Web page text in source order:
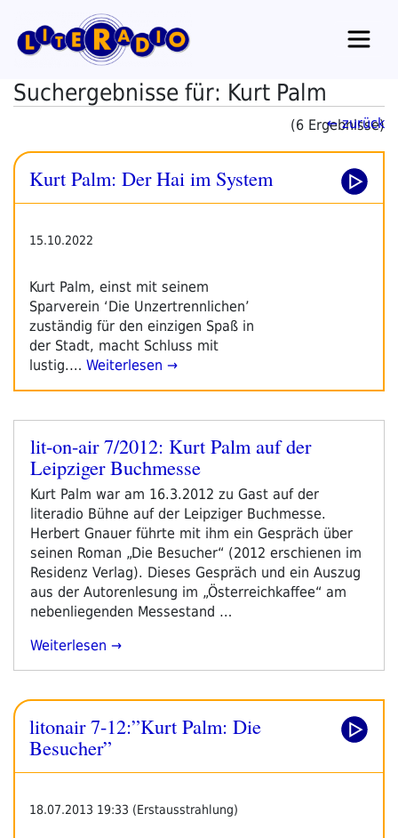
Inhalt
springen
Suchergebnisse für: Kurt Palm
(6 Ergebnisse)
← zurück
Kurt Palm: Der Hai im System
15.10.2022
Kurt Palm, einst mit seinem
Sparverein ‘Die Unzertrennlichen’
zuständig für den einzigen Spaß in
der Stadt, macht Schluss mit
lustig.… Weiterlesen →
Veröffentlicht
am
lit-on-air 7/2012: Kurt Palm auf der
Leipziger Buchmesse
Kurt Palm war am 16.3.2012 zu Gast auf der
literadio Bühne auf der Leipziger Buchmesse.
Herbert Gnauer führte mit ihm ein Gespräch über
seinen Roman „Die Besucher“ (2012 erschienen im
Residenz Verlag). Dieses Gespräch und ein Auszug
aus der Autorenlesung im „Österreichkaffee“ am
nebenliegenden Messestand …
„lit-
7/2012:
Kurt
Palm
Leipziger
Buchmesse“
Weiterlesen
litonair 7-12:”Kurt Palm: Die
Besucher”
18.07.2013 19:33 (Erstausstrahlung)